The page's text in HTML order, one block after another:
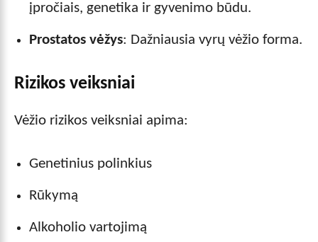
įpročiais, genetika ir gyvenimo būdu.
Prostatos vėžys: Dažniausia vyrų vėžio forma.
Rizikos veiksniai
Vėžio rizikos veiksniai apima:
Genetinius polinkius
Rūkymą
Alkoholio vartojimą